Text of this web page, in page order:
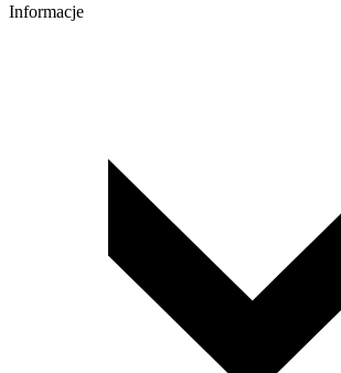
Informacje